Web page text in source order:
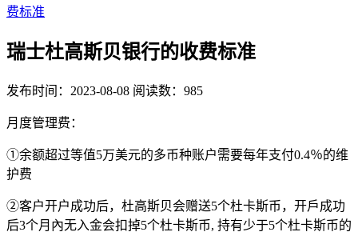
费标准
瑞士杜高斯贝银行的收费标准
发布时间：2023-08-08 阅读数：985
月度管理费：
①余额超过等值5万美元的多币种账户需要每年支付0.4％的维
护费
②客户开户成功后，杜高斯贝会赠送5个杜卡斯币，开戶成功
后3个月內无入金会扣掉5个杜卡斯币, 持有少于5个杜卡斯币的